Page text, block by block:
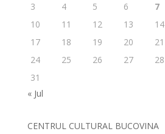
3
4 5 6 7
10
11 12 13 14
17
18 19 20 21
24
25 26 27 28
31
« Jul
CENTRUL CULTURAL BUCOVINA